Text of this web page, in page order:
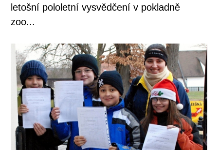
letošní pololetní vysvědčení v pokladně
zoo...